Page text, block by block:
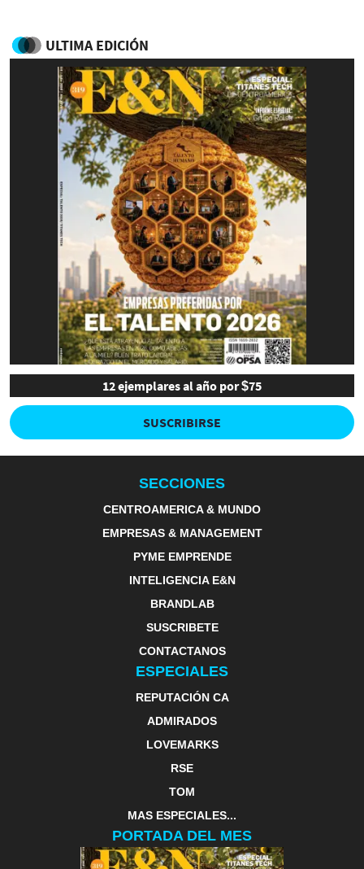
ULTIMA EDICIÓN
12 ejemplares al año por $75
SUSCRIBIRSE
SECCIONES
CENTROAMERICA & MUNDO
EMPRESAS & MANAGEMENT
PYME EMPRENDE
INTELIGENCIA E&N
BRANDLAB
SUSCRIBETE
CONTACTANOS
ESPECIALES
REPUTACIÓN CA
ADMIRADOS
LOVEMARKS
RSE
TOM
MAS ESPECIALES...
PORTADA DEL MES